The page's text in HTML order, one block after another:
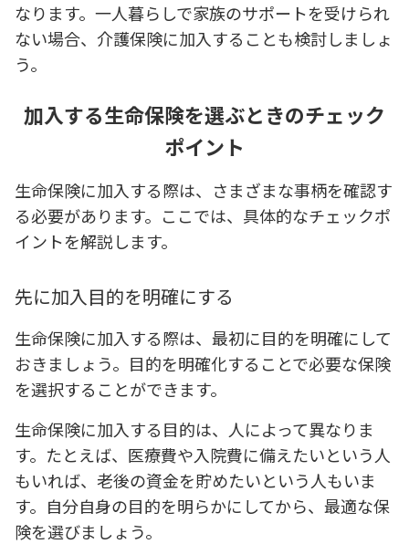
なります。一人暮らしで家族のサポートを受けられ
ない場合、介護保険に加入することも検討しましょ
う。
加入する生命保険を選ぶときのチェック
ポイント
生命保険に加入する際は、さまざまな事柄を確認す
る必要があります。ここでは、具体的なチェックポ
イントを解説します。
先に加入目的を明確にする
生命保険に加入する際は、最初に目的を明確にして
おきましょう。目的を明確化することで必要な保険
を選択することができます。
生命保険に加入する目的は、人によって異なりま
す。たとえば、医療費や入院費に備えたいという人
もいれば、老後の資金を貯めたいという人もいま
す。自分自身の目的を明らかにしてから、最適な保
険を選びましょう。